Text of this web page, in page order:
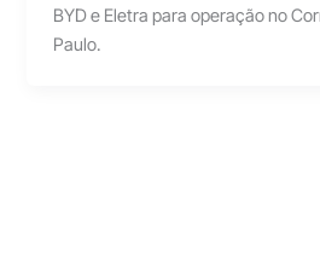
BYD e Eletra para operação no
Paulo.